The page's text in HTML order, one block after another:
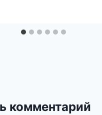
комментарий